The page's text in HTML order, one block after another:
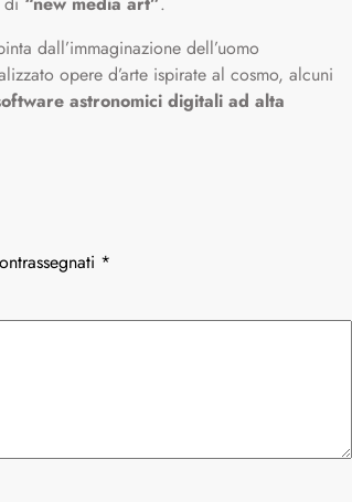
dall’immaginazione dell’uomo
opere d’arte ispirate al cosmo, alcuni
astronomici digitali ad alta
*